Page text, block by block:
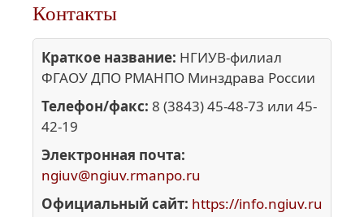
Контакты
Краткое название: НГИУВ-филиал
ФГАОУ ДПО РМАНПО Минздрава России
Телефон/факс: 8 (3843) 45-48-73 или 45-
42-19
Электронная почта:
ngiuv@ngiuv.rmanpo.ru
Официальный сайт: https://info.ngiuv.ru